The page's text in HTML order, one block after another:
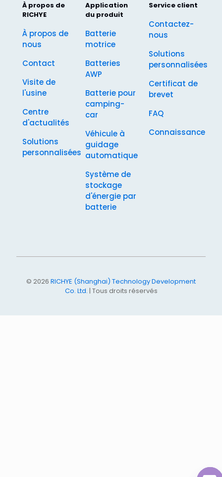
À propos de
RICHYE
À propos de
nous
Contact
Visite de
l'usine
Centre
d'actualités
Solutions
personnalisées
Application
du produit
Batterie
motrice
Batteries
AWP
Batterie pour
camping-
car
Véhicule à
guidage
automatique
Système de
stockage
d'énergie par
batterie
Service client
Contactez-
nous
Solutions
personnalisées
Certificat de
brevet
FAQ
Connaissance
© 2026 RICHYE (Shanghai) Technology Development
Co. Ltd. | Tous droits réservés